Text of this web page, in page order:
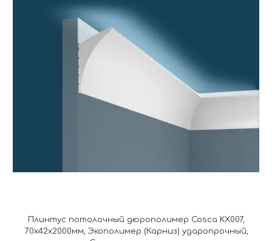
Плинтус потолочный дюрополимер Cosca KX007,
70x42x2000мм, Экополимер (Карниз) ударопрочный,